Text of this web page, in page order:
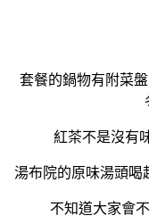
套餐的鍋物有附菜
紅茶不是沒有
湯布院的原味湯頭喝
不知道大家會